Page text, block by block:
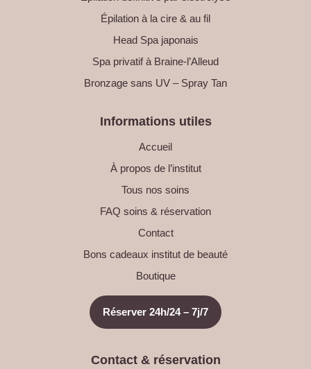
Épilation à la cire & au fil
Head Spa japonais
Spa privatif à Braine-l’Alleud
Bronzage sans UV – Spray Tan
Informations utiles
Accueil
À propos de l’institut
Tous nos soins
FAQ soins & réservation
Contact
Bons cadeaux institut de beauté
Boutique
Réserver 24h/24 – 7j/7
Contact & réservation